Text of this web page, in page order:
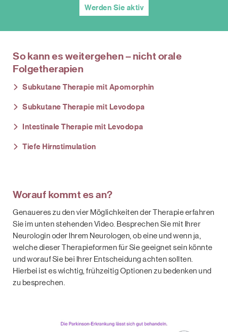
Werden Sie aktiv
So kann es weitergehen – nicht orale
Folgetherapien
Subkutane Therapie mit Apomorphin
Subkutane Therapie mit Levodopa
Intestinale Therapie mit Levodopa
Tiefe Hirnstimulation
Worauf kommt es an?
Genaueres zu den vier Möglichkeiten der Therapie erfahren
Sie im unten stehenden Video. Besprechen Sie mit Ihrer
Neurologin oder Ihrem Neurologen, ob eine und wenn ja,
welche dieser Therapieformen für Sie geeignet sein könnte
und worauf Sie bei Ihrer Entscheidung achten sollten.
Hierbei ist es wichtig, frühzeitig Optionen zu bedenken und
zu besprechen.